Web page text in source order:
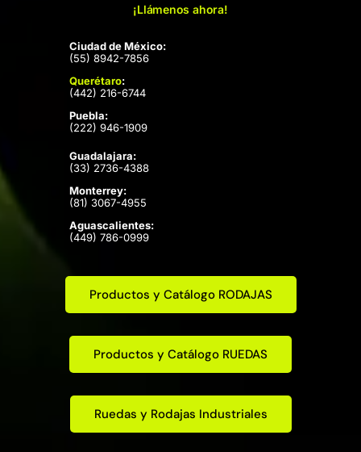
¡Llámenos ahora!
Ciudad de México:
(55) 8942-7856
Querétaro:
(442) 216-6744
Puebla:
(222) 946-1909
Guadalajara:
(33) 2736-4388
Monterrey:
(81) 3067-4955
Aguascalientes:
(449) 786-0999
Productos y Catálogo RODAJAS
Productos y Catálogo RUEDAS
Ruedas y Rodajas Industriales